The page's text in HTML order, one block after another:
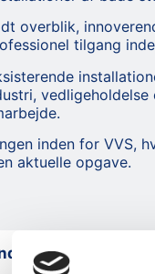
overblik,
tilgang
inden for VVS,
aktuelle opgave.
VVS-arbejde